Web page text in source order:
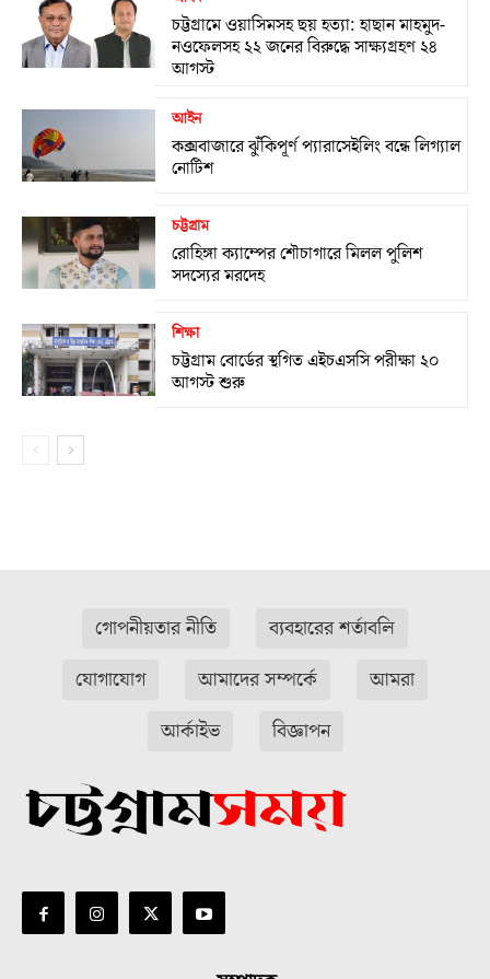
চট্টগ্রামে ওয়াসিমসহ ছয় হত্যা: হাছান মাহমুদ-
নওফেলসহ ২২ জনের বিরুদ্ধে সাক্ষ্যগ্রহণ ২৪
আগস্ট
আইন
কক্সবাজারে ঝুঁকিপূর্ণ প্যারাসেইলিং বন্ধে লিগ্যাল
নোটিশ
চট্টগ্রাম
রোহিঙ্গা ক্যাম্পের শৌচাগারে মিলল পুলিশ
সদস্যের মরদেহ
শিক্ষা
চট্টগ্রাম বোর্ডের স্থগিত এইচএসসি পরীক্ষা ২০
আগস্ট শুরু
গোপনীয়তার নীতি
ব্যবহারের শর্তাবলি
যোগাযোগ
আমাদের সম্পর্কে
আমরা
আর্কাইভ
বিজ্ঞাপন